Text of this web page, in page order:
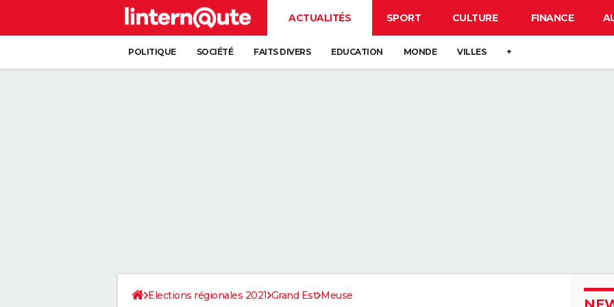
ACTUALITÉS SPORT CULTURE FINANCE
POLITIQUE SOCIÉTÉ FAITS DIVERS EDUCATION MONDE VILLES +
Elections régionales 2021 Grand Est Meuse